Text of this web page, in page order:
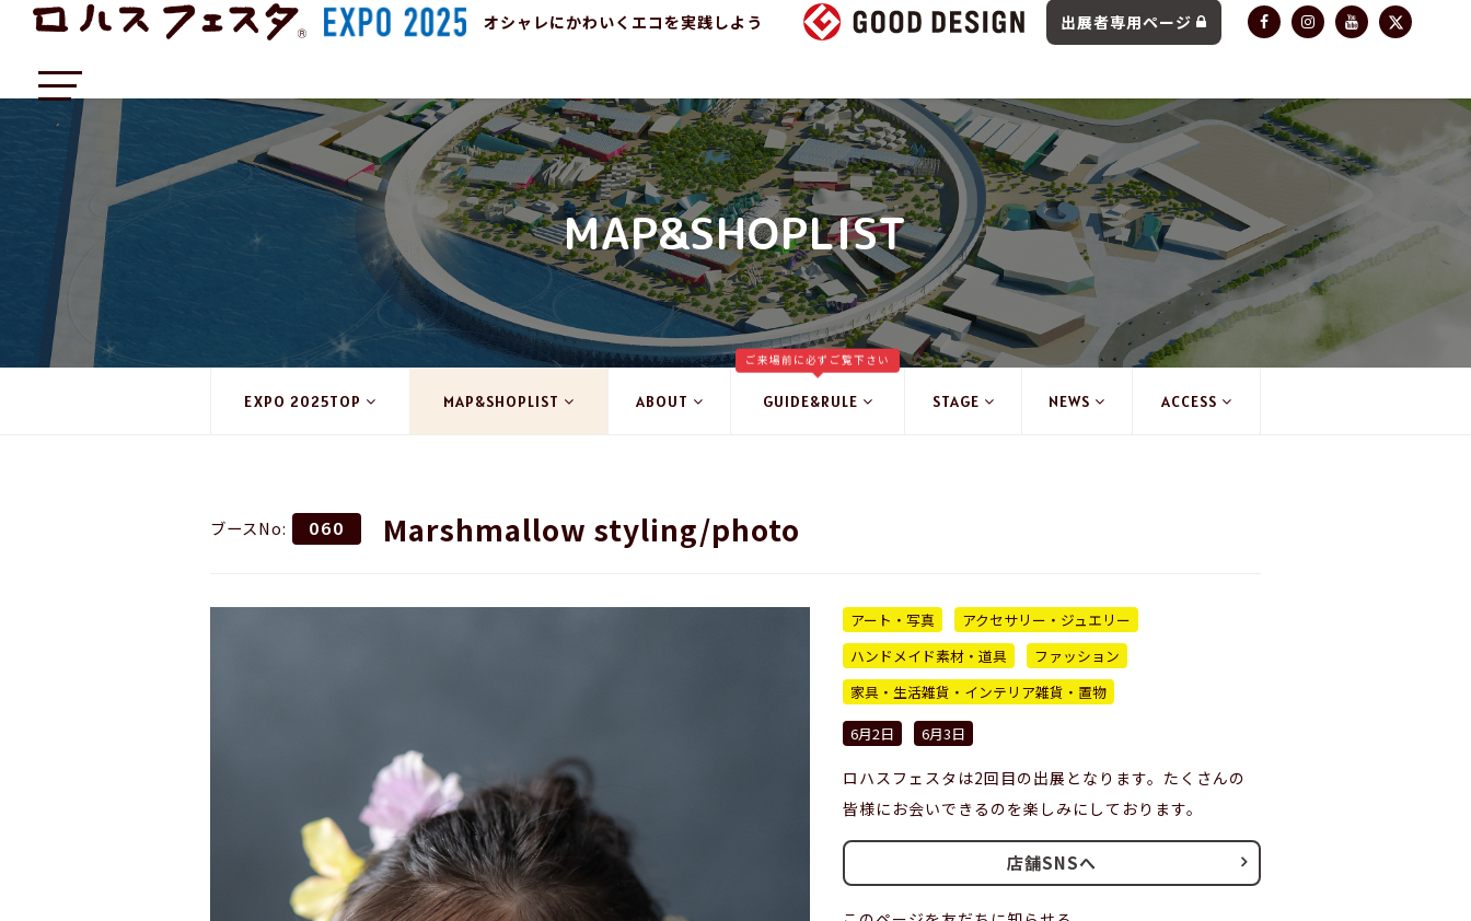
オシャレにかわいくエコを実践しよう 出展者専用ページ
MAP&SHOPLIST
EXPO 2025TOP MAP&SHOPLIST ABOUT GUIDE&RULE
ご来場前に必ずご覧下さい
STAGE NEWS ACCESS
ブースNo: 060 Marshmallow styling/photo
アート・写真
アクセサリー・ジュエリー
ハンドメイド素材・道具
ファッション
家具・生活雑貨・インテリア雑貨・置物
6月2日
6月3日
ロハスフェスタは2回目の出展となります。たくさんの
皆様にお会いできるのを楽しみにしております。
店舗SNSへ